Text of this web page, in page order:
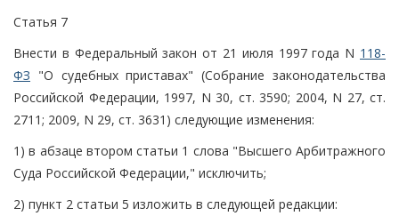
Статья 7
Внести в Федеральный закон от 21 июля 1997 года N 118-
ФЗ "О судебных приставах" (Собрание законодательства
Российской Федерации, 1997, N 30, ст. 3590; 2004, N 27, ст.
2711; 2009, N 29, ст. 3631) следующие изменения:
1) в абзаце втором статьи 1 слова "Высшего Арбитражного
Суда Российской Федерации," исключить;
2) пункт 2 статьи 5 изложить в следующей редакции: